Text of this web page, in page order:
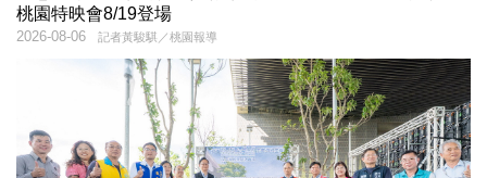
桃園特映會8/19登場
記者黃駿騏／桃園報導
2026-08-06